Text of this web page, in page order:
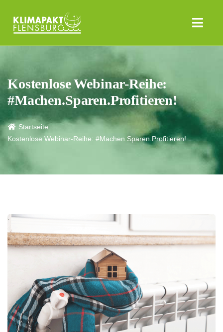
Kostenlose Webinar-Reihe:
#Machen.Sparen.Profitieren!
Startseite
Kostenlose Webinar-Reihe: #Machen.Sparen.Profitieren!